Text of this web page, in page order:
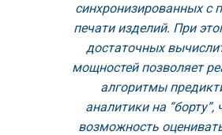
синхронизированных с
печати изделий. При
достаточных
мощностей позволяет
алгоритмы
аналитики на “борту”,
возможность